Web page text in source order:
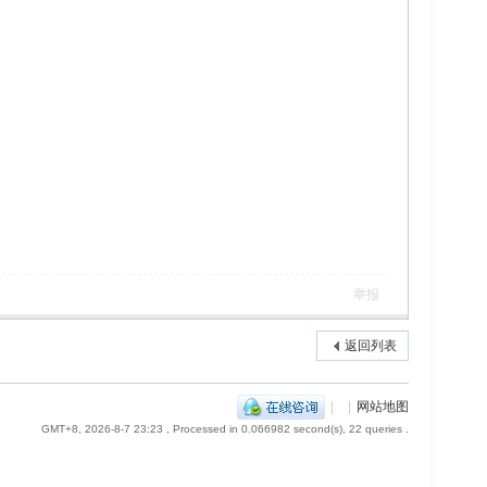
举报
返回列表
| | 网站地图
GMT+8, 2026-8-7 23:23 , Processed in 0.066982 second(s), 22 queries .